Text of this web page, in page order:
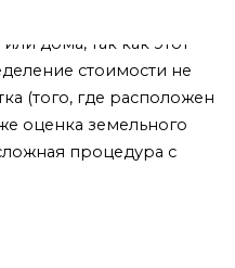
Ее следует
дома, так как этот
стоимости не
(того, где расположен
оценка земельного
процедура с